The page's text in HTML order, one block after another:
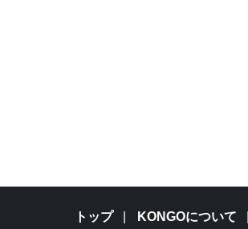
トップ KONGOについて